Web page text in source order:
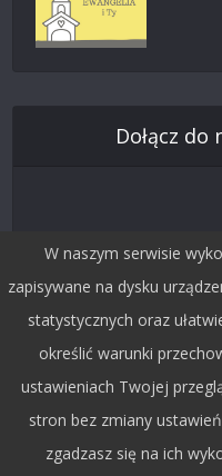
Dołącz do
Śledź
W naszym serwisie
zapisywane na dysku
statystycznych oraz
określić warunki
ustawieniach Twojej
stron bez zmiany
zgadzasz się na ich